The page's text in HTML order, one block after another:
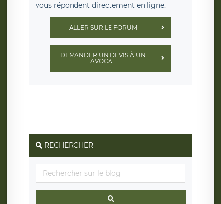
vous répondent directement en ligne.
ALLER SUR LE FORUM
DEMANDER UN DEVIS À UN
AVOCAT
RECHERCHER